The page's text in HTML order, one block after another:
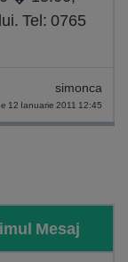
Tel: 0765
simonca
12 Ianuarie 2011 12:45
Mesaj